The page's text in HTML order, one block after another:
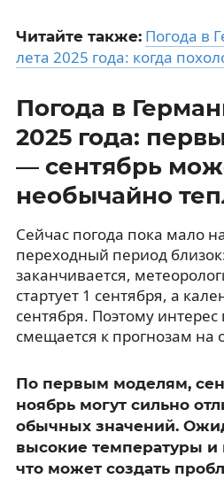
Читайте также: Погода в
лета 2025 года: когда
Погода в
2025 года:
— сентябрь
необычайно
Сейчас погода пока мало
переходный период
заканчивается,
стартует 1 сентября, а
сентября. Поэтому
смещается к прогнозам на
По первым моделям,
ноябрь могут сильно
обычных значений.
высокие температуры
что может создать